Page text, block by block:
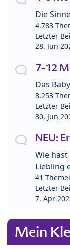
Die
4.783
Letzter
28. Jun
7-12
Das
8.253
Letzter
30. Jun
NEU:
Wie hast
Liebling
41
Letzter
7. Apr
Mein